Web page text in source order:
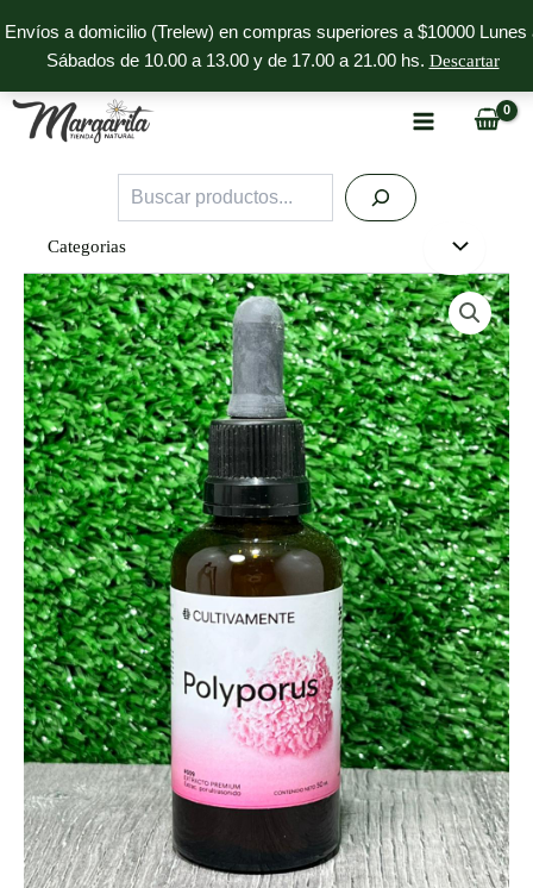
Envíos a domicilio (Trelew) en compras superiores a $10000 Lunes
Sábados de 10.00 a 13.00 y de 17.00 a 21.00 hs. Descartar
al
contenido
Buscar
Categorias
Polyporus
Cultivamente
cantidad